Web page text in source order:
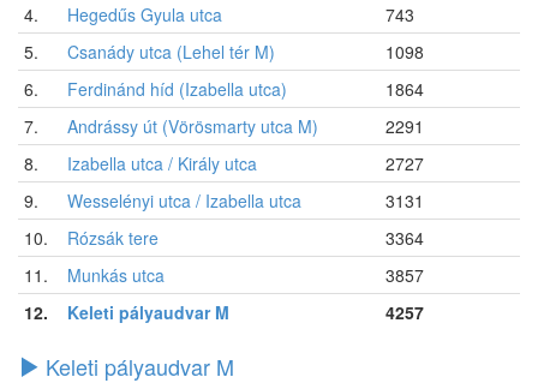
4.
Hegedűs Gyula utca
743
5.
Csanády utca (Lehel tér M)
1098
6.
Ferdinánd híd (Izabella utca)
1864
7.
Andrássy út (Vörösmarty utca M)
2291
8.
Izabella utca / Király utca
2727
9.
Wesselényi utca / Izabella utca
3131
10.
Rózsák tere
3364
11.
Munkás utca
3857
12.
Keleti pályaudvar M 4257
Keleti pályaudvar M